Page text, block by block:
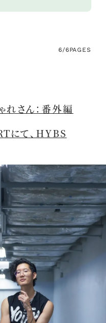
6/6PAGES
れさん：番外編
にて、HYBS